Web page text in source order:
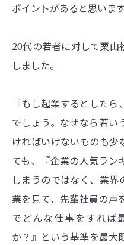
ポイントがあると思います
20代の若者に対して栗山
しました。
「もし起業するとした
でしょう。なぜなら若い
ければいけないものも少
ても、『企業の人気ラン
しまうのではなく、業
業を見て、先輩社員の声
でどんな仕事をすれば
か？』という基準を最大